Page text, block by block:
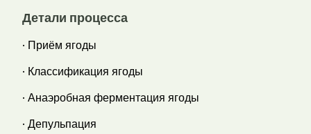
Детали процесса
· Приём ягоды
· Классификация ягоды
· Анаэробная ферментация ягоды
· Депульпация